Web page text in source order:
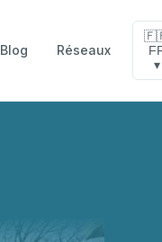
Blog Réseaux
▾